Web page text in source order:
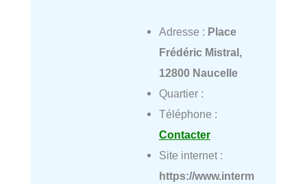
Adresse : Place
Frédéric Mistral,
12800 Naucelle
Quartier :
Téléphone :
Contacter
Site internet :
https://www.interm